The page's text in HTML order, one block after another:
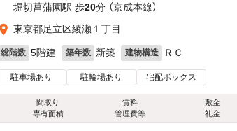
堀切菖蒲園駅 歩20分 （京成本線）
東京都足立区綾瀬１丁目
総階数 5階建 築年数 新築 建物構造 ＲＣ
駐車場あり 駐輪場あり 宅配ボックス
間取り
専有面積
賃料
管理費等
敷金
礼金